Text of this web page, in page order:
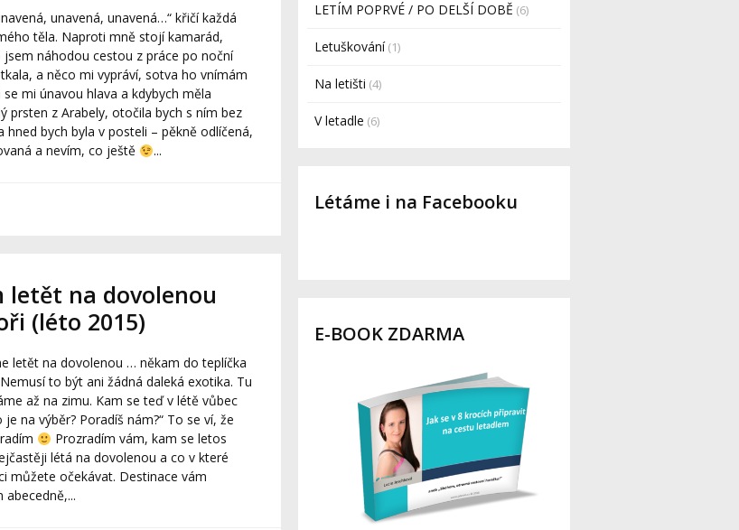
unavená, unavená…“ křičí každá
těla. Naproti mně stojí kamarád,
jsem náhodou cestou z práce po noční
a něco mi vypráví, sotva ho vnímám
mi únavou hlava a kdybych měla
prsten z Arabely, otočila bych s ním bez
hned bych byla v posteli – pěkně odlíčená,
a nevím, co ještě
...
letět na dovolenou
(léto 2015)
letět na dovolenou … někam do teplíčka
to být ani žádná daleká exotika. Tu
až na zimu. Kam se teď v létě vůbec
je na výběr? Poradíš nám?“ To se ví, že
Prozradím vám, kam se letos
létá na dovolenou a co v které
můžete očekávat. Destinace vám
abecedně,...
LETÍM POPRVÉ / PO DELŠÍ DOBĚ (6)
Letuškování(1)
Na letišti (4)
V letadle (6)
Létáme i na Facebooku
E-BOOK ZDARMA